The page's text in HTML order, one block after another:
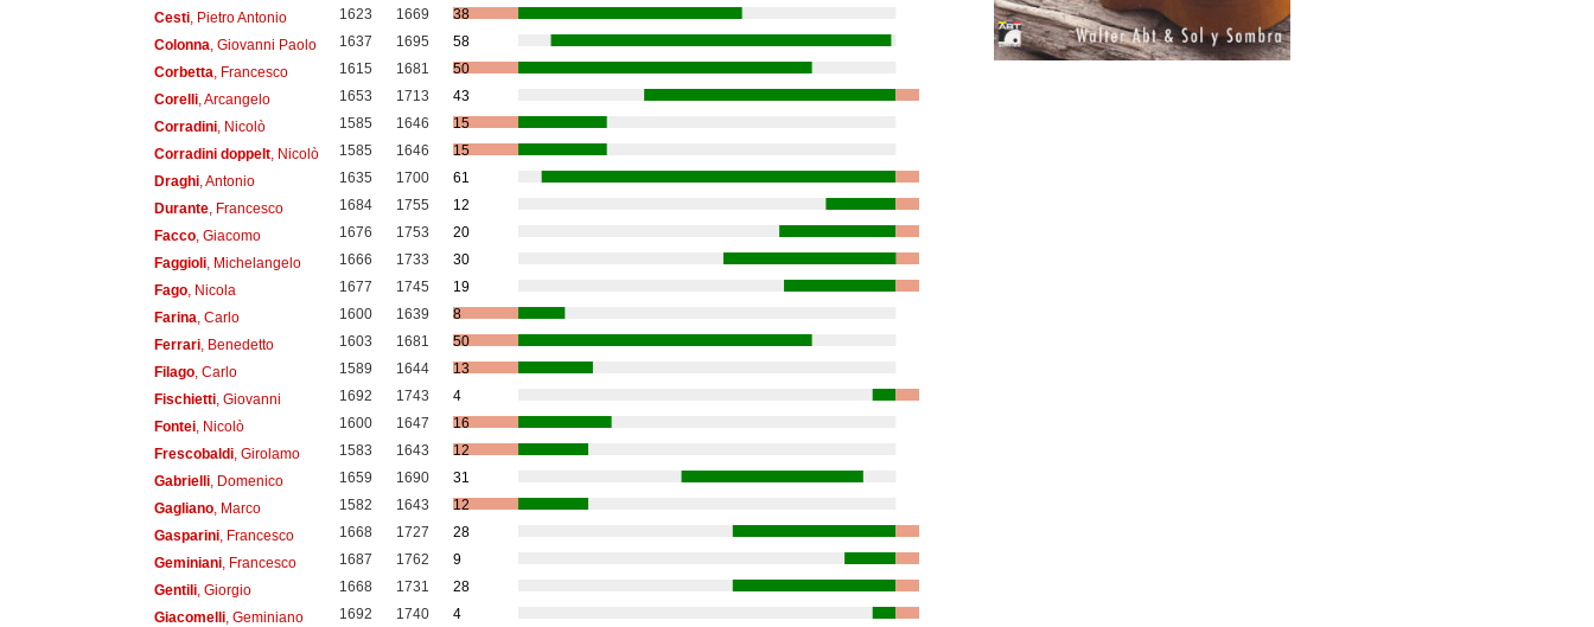
Cesti, Pietro Antonio 1623 1669
38
Colonna , Giovanni Paolo 1637 1695
58
Corbetta , Francesco 1615 1681
50
Corelli, Arcangelo 1653 1713
43
Corradini, Nicolò 1585 1646
15
Corradini doppelt, Nicolò 1585 1646
15
Draghi, Antonio 1635 1700
61
Durante, Francesco 1684 1755
12
Facco, Giacomo 1676 1753
20
Faggioli, Michelangelo 1666 1733
30
Fago, Nicola 1677 1745
19
Farina , Carlo 1600 1639
8
Ferrari, Benedetto 1603 1681
50
Filago, Carlo 1589 1644
13
Fischietti, Giovanni 1692 1743
4
Fontei, Nicolò 1600 1647
16
Frescobaldi, Girolamo 1583 1643
12
Gabrielli, Domenico 1659 1690
31
Gagliano, Marco 1582 1643
12
Gasparini, Francesco 1668 1727
28
Geminiani, Francesco 1687 1762
9
Gentili, Giorgio 1668 1731
28
Giacomelli, Geminiano 1692 1740
4